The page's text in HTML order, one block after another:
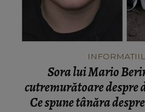
Sora lui Mario
cutremurătoare despre
Ce spune tânăra